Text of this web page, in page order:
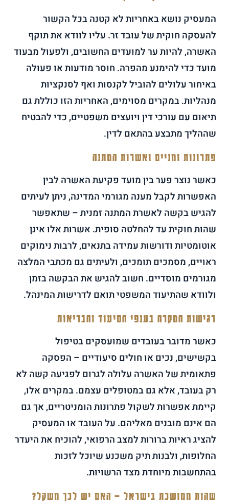
המעסיק נושא באחריות לא קטנה בכל הקשור
להעסקה חוקית של עובד זר. עליו לוודא את תוקף
האשרה, להיות ער למועדים החשובים, ולפעול מבעוד
מועד כדי להימנע מהפרה. חוסר מודעות או פעולה
באיחור עלולים להוביל לקנסות ואף לסנקציות
מנהליות. במקרים מסוימים, האחריות הזו כוללת גם
תיאום עם עורכי דין ויועצים משפטיים, כדי להבטיח
שההליך מתבצע בהתאם לדין.
פתרונות זמניים ואשרות המתנה
כאשר נוצר פער בין מועד פקיעת האשרה לבין
האפשרות לקבל מענה מגורמי המדינה, ניתן לעיתים
להגיש בקשה לאשרת המתנה זמנית – שתאפשר
שהות חוקית עד להחלטה סופית. אשרות אלו אינן
אוטומטיות ודורשות עמידה בתנאים, לרבות נימוקים
ראויים, מסמכים תומכים, ולעיתים גם מכתבי המלצה
מגורמים מוסדיים. חשוב להגיש את הבקשה בזמן
ולוודא שהתיעוד המשפטי תואם לדרישות המינהל.
רגישות המקרה בענפי הסיעוד והבריאות
כאשר מדובר בעובדים שמועסקים בטיפול
בקשישים, נכים או חולים סיעודיים – הפסקה
פתאומית של האשרה עלולה לגרום לפגיעה קשה לא
רק בעובד, אלא גם במטופלים עצמם. במקרים אלו,
קיימת אפשרות לשקול פתרונות הומניטריים, אך גם
הם אינם מובנים מאליהם. על העובד או המעסיק
להציג ראיות ברורות למצב הרפואי, להוכיח את היעדר
החלופות, ולבנות תיק משכנע שיוכל לזכות
בהתחשבות מיוחדת מצד הרשויות.
שהות ממושכת בישראל – האם יש לכך משקל?